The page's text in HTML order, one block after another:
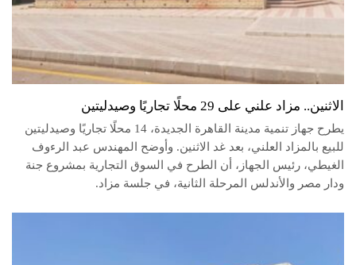
الاثنين.. مزاد علني على 29 محلًا تجاريًا وصيدليتين
يطرح جهاز تنمية مدينة القاهرة الجديدة، 14 محلًا تجاريًا وصيدليتين
للبيع بالمزاد العلني، بعد غد الاثنين. وأوضح المهندس عبد الرءوف
الغيطي، رئيس الجهاز، أن الطرح في السوق التجارية بمشروع جنة
ودار مصر والأندلس المرحلة الثانية، في جلسة مزاد.